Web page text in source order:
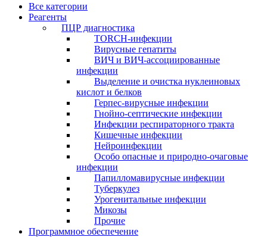
Все категории
Реагенты
ПЦР диагностика
TORCH-инфекции
Вирусные гепатиты
ВИЧ и ВИЧ-ассоциированные
инфекции
Выделение и очистка нуклеиновых
кислот и белков
Герпес-вирусные инфекции
Гнойно-септические инфекции
Инфекции респираторного тракта
Кишечные инфекции
Нейроинфекции
Особо опасные и природно-очаговые
инфекции
Папилломавирусные инфекции
Туберкулез
Урогенитальные инфекции
Микозы
Прочие
Программное обеспечение